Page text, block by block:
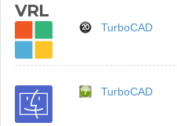
VRL
TurboCAD
TurboCAD